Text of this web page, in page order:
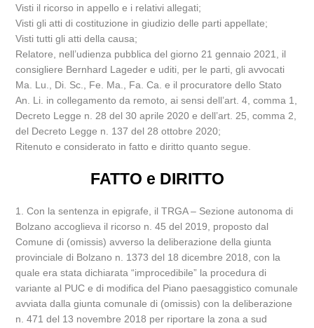
Visti il ricorso in appello e i relativi allegati;
Visti gli atti di costituzione in giudizio delle parti appellate;
Visti tutti gli atti della causa;
Relatore, nell’udienza pubblica del giorno 21 gennaio 2021, il
consigliere Bernhard Lageder e uditi, per le parti, gli avvocati
Ma. Lu., Di. Sc., Fe. Ma., Fa. Ca. e il procuratore dello Stato
An. Li. in collegamento da remoto, ai sensi dell’art. 4, comma 1,
Decreto Legge n. 28 del 30 aprile 2020 e dell’art. 25, comma 2,
del Decreto Legge n. 137 del 28 ottobre 2020;
Ritenuto e considerato in fatto e diritto quanto segue.
FATTO e DIRITTO
1. Con la sentenza in epigrafe, il TRGA – Sezione autonoma di
Bolzano accoglieva il ricorso n. 45 del 2019, proposto dal
Comune di (omissis) avverso la deliberazione della giunta
provinciale di Bolzano n. 1373 del 18 dicembre 2018, con la
quale era stata dichiarata “improcedibile” la procedura di
variante al PUC e di modifica del Piano paesaggistico comunale
avviata dalla giunta comunale di (omissis) con la deliberazione
n. 471 del 13 novembre 2018 per riportare la zona a sud